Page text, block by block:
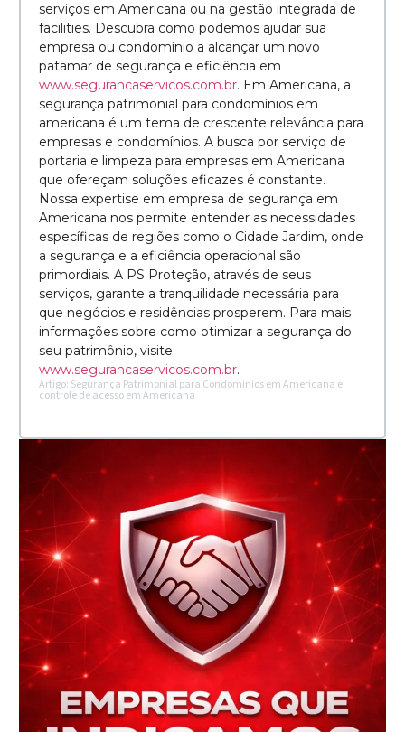
serviços em Americana ou na gestão integrada de
facilities. Descubra como podemos ajudar sua
empresa ou condomínio a alcançar um novo
patamar de segurança e eficiência em
www.segurancaservicos.com.br. Em Americana, a
segurança patrimonial para condomínios em
americana é um tema de crescente relevância para
empresas e condomínios. A busca por serviço de
portaria e limpeza para empresas em Americana
que ofereçam soluções eficazes é constante.
Nossa expertise em empresa de segurança em
Americana nos permite entender as necessidades
específicas de regiões como o Cidade Jardim, onde
a segurança e a eficiência operacional são
primordiais. A PS Proteção, através de seus
serviços, garante a tranquilidade necessária para
que negócios e residências prosperem. Para mais
informações sobre como otimizar a segurança do
seu patrimônio, visite
www.segurancaservicos.com.br.
Artigo: Segurança Patrimonial para Condomínios em Americana e
controle de acesso em Americana